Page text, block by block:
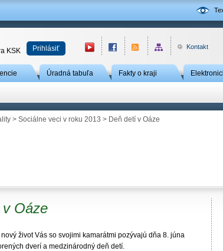
KSK
Prihlásiť Kontakt
Úradná tabuľa Fakty o kraji
> Sociálne veci v roku 2013 > Deň detí v Oáze
Oáze
život Vás so svojimi kamarátmi pozývajú dňa 8. júna
dverí a medzinárodný deň detí.